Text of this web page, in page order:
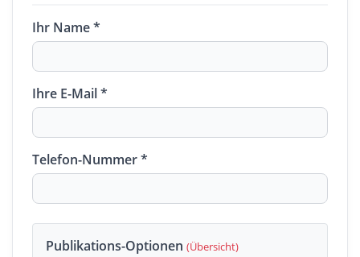
Ihr Name *
Ihre E-Mail *
Telefon-Nummer *
Publikations-Optionen (Übersicht)